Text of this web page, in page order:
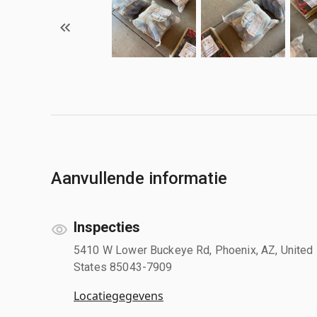
Aanvullende informatie
Inspecties
5410 W Lower Buckeye Rd, Phoenix, AZ, United
States 85043-7909
Locatiegegevens